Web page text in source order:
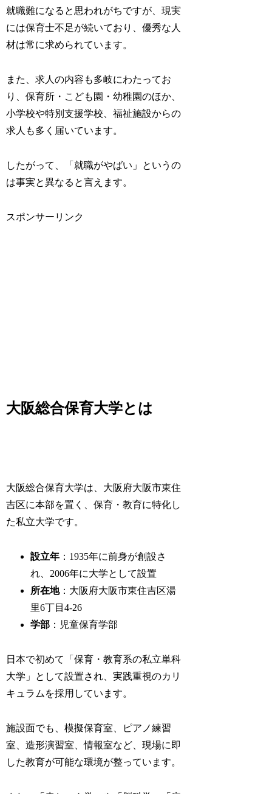
就職難になると思われがちですが、現実
には保育士不足が続いており、優秀な人
材は常に求められています。
また、求人の内容も多岐にわたってお
り、保育所・こども園・幼稚園のほか、
小学校や特別支援学校、福祉施設からの
求人も多く届いています。
したがって、「就職がやばい」というの
は事実と異なると言えます。
スポンサーリンク
大阪総合保育大学とは
大阪総合保育大学は、大阪府大阪市東住
吉区に本部を置く、保育・教育に特化し
た私立大学です。
設立年 ：1935年に前身が創設さ
れ、2006年に大学として設置
所在地：大阪府大阪市東住吉区湯
里6丁目4-26
学部 ：児童保育学部
日本で初めて「保育・教育系の私立単科
大学」として設置され、実践重視のカリ
キュラムを採用しています。
施設面でも、模擬保育室、ピアノ練習
室、造形演習室、情報室など、現場に即
した教育が可能な環境が整っています。